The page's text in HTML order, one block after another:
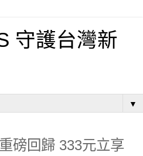
守護台灣新
▼
磅回歸 333元立享